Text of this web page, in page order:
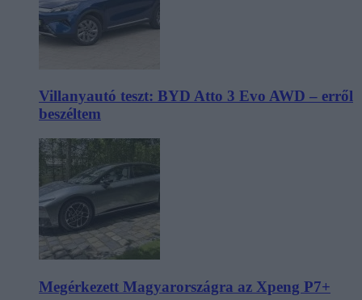
Villanyautó teszt: BYD Atto 3 Evo AWD – erről
beszéltem
Megérkezett Magyarországra az Xpeng P7+